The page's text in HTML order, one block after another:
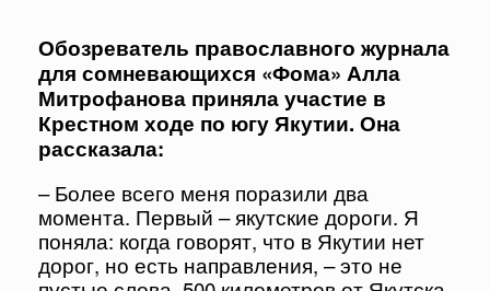
Обозреватель православного журнала
для сомневающихся «Фома» Алла
Митрофанова приняла участие в
Крестном ходе по югу Якутии. Она
рассказала:
– Более всего меня поразили два
момента. Первый – якутские дороги. Я
поняла: когда говорят, что в Якутии нет
дорог, но есть направления, – это не